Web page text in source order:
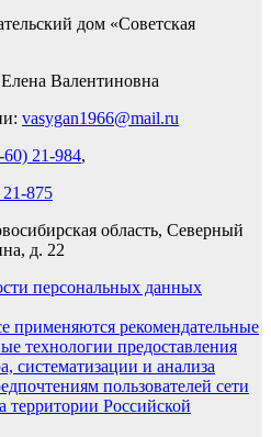
дом «Советская
Валентиновна
vasygan1966@mail.ru
60) 21-984,
875
область, Северный
д. 22
персональных данных
применяются рекомендательные
технологии предоставления
систематизации и анализа
пользователей сети
территории Российской